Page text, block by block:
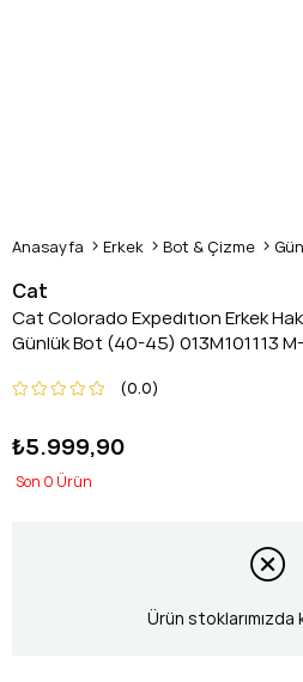
Anasayfa Erkek Bot & Çizme
Cat
Cat Colorado Expedıtıon Erkek
Günlük Bot (40-45) 013M101113 M-
0.0
₺5.999,90
0
Ürün stoklarımızda